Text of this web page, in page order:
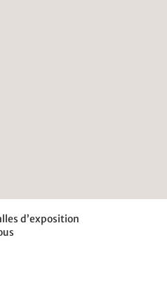
d’exposition